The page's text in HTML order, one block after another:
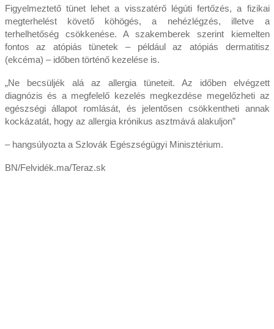
Figyelmeztető tünet lehet a visszatérő légúti fertőzés, a fizikai
megterhelést követő köhögés, a nehézlégzés, illetve a
terhelhetőség csökkenése. A szakemberek szerint kiemelten
fontos az atópiás tünetek – például az atópiás dermatitisz
(ekcéma) – időben történő kezelése is.
„Ne becsüljék alá az allergia tüneteit. Az időben elvégzett
diagnózis és a megfelelő kezelés megkezdése megelőzheti az
egészségi állapot romlását, és jelentősen csökkentheti annak
kockázatát, hogy az allergia krónikus asztmává alakuljon”
– hangsúlyozta a Szlovák Egészségügyi Minisztérium.
BN/Felvidék.ma/Teraz.sk